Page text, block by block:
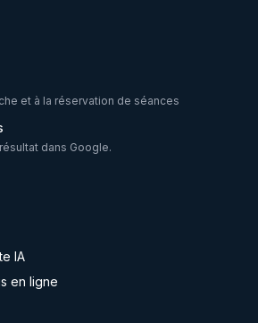
et à la réservation de séances
dans Google.
IA
en ligne